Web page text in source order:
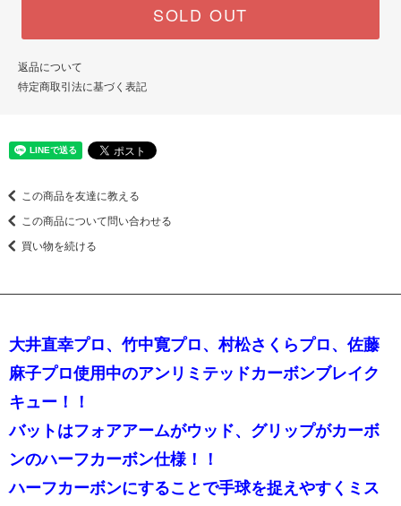
SOLD OUT
返品について
特定商取引法に基づく表記
この商品を友達に教える
この商品について問い合わせる
買い物を続ける
大井直幸プロ、竹中寛プロ、村松さくらプロ、佐藤
麻子プロ使用中のアンリミテッドカーボンブレイク
キュー！！
バットはフォアアームがウッド、グリップがカーボ
ンのハーフカーボン仕様！！
ハーフカーボンにすることで手球を捉えやすくミス